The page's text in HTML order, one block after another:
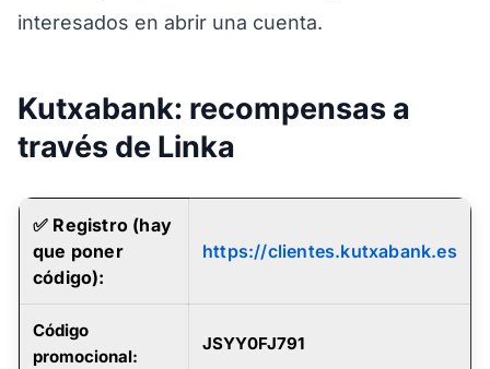
interesados en abrir una cuenta.
Kutxabank: recompensas a
través de Linka
✅ Registro (hay
que poner
código):
https://clientes.kutxabank.es
Código
promocional:
JSYY0FJ791